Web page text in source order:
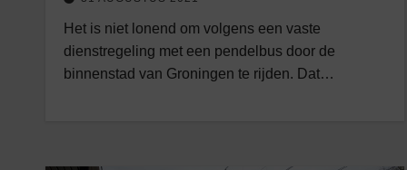
Het is niet lonend om volgens een vaste
dienstregeling met een pendelbus door de
binnenstad van Groningen te rijden. Dat…